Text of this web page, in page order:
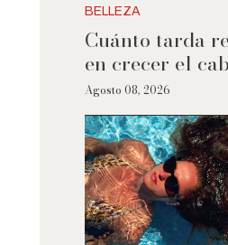
BELLEZA
Cuánto tarda
en crecer el
Agosto 08, 2026